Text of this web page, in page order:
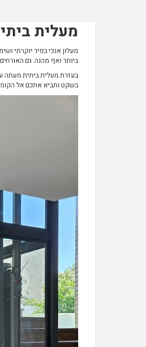
מעלית
מעלון אנכי בפיר יוקרתי
ביותר ואף מהנה. גם
בעזרת מעלית ביתית מעתה
בשקט ותביא אתכם אל